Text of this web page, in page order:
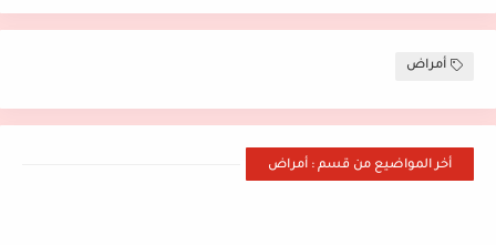
أمراض
أخر المواضيع من قسم : أمراض